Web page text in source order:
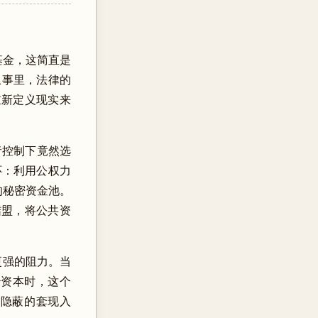
，这简直是
里，法律的
定义现实来
制下竟然选
利用公权力
密资金池。
，将公共资
的阻力。当
本时，这个
蔽的套现入